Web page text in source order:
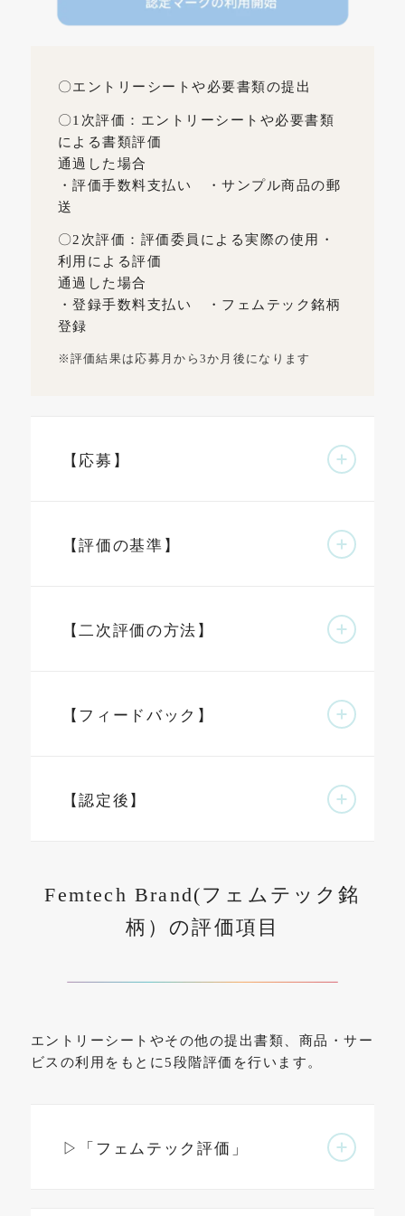
〇エントリーシートや必要書類の提出
〇1次評価：エントリーシートや必要書類
による書類評価
通過した場合
・評価手数料支払い ・サンプル商品の郵
送
〇2次評価：評価委員による実際の使用・
利用による評価
通過した場合
・登録手数料支払い ・フェムテック銘柄
登録
※評価結果は応募月から3か月後になります
【応募】
【評価の基準】
【二次評価の方法】
【フィードバック】
【認定後】
Femtech Brand(フェムテック銘
柄）の評価項目
エントリーシートやその他の提出書類、商品・サー
ビスの利用をもとに5段階評価を行います。
▷「フェムテック評価」